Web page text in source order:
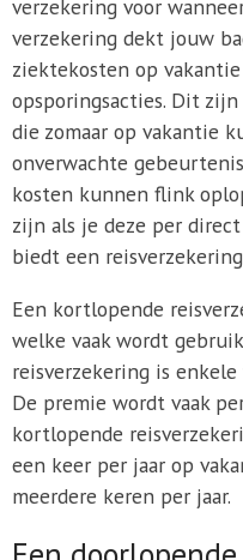
verzekering voor
verzekering dekt jouw
ziektekosten op
opsporingsacties. Dit
die zomaar op vakantie
onverwachte
kosten kunnen flink
zijn als je deze per
biedt een
Een kortlopende
welke vaak wordt
reisverzekering is
De premie wordt vaak
kortlopende
een keer per jaar op
meerdere keren per jaar.